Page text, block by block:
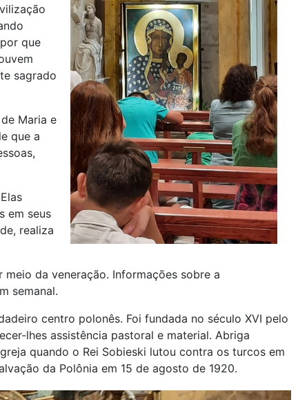
que
sagrado
Maria e
que a
em seus
realiza
da veneração. Informações sobre a
semanal.
centro polonês. Foi fundada no século XVI pelo
lhes assistência pastoral e material. Abriga
quando o Rei Sobieski lutou contra os turcos em
da Polônia em 15 de agosto de 1920.